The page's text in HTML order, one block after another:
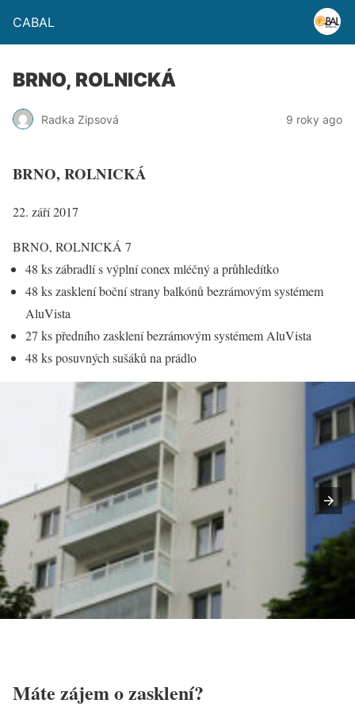
CABAL
BRNO, ROLNICKÁ
Radka Zipsová 9 roky ago
BRNO, ROLNICKÁ
22. září 2017
BRNO, ROLNICKÁ 7
48 ks zábradlí s výplní conex mléčný a průhledítko
48 ks zasklení boční strany balkónů bezrámovým systémem
AluVista
27 ks předního zasklení bezrámovým systémem AluVista
48 ks posuvných sušáků na prádlo
Máte zájem o zasklení?